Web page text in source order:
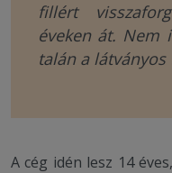
fillért
éveken át. Nem
talán a
A cég idén lesz 14